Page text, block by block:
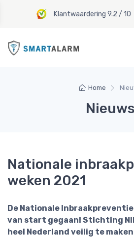
Klantwaardering 9.2 / 10
Home
Nieuws
Nationale
weken 2021
De Nationale Inbraakpreventie
van start gegaan! Stichting
heel Nederland veilig te